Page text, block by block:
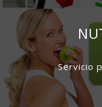
Servicio